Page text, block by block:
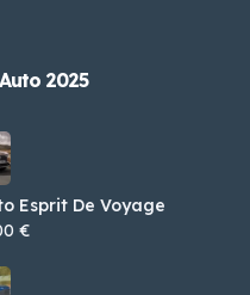
2025
Esprit De Voyage
€